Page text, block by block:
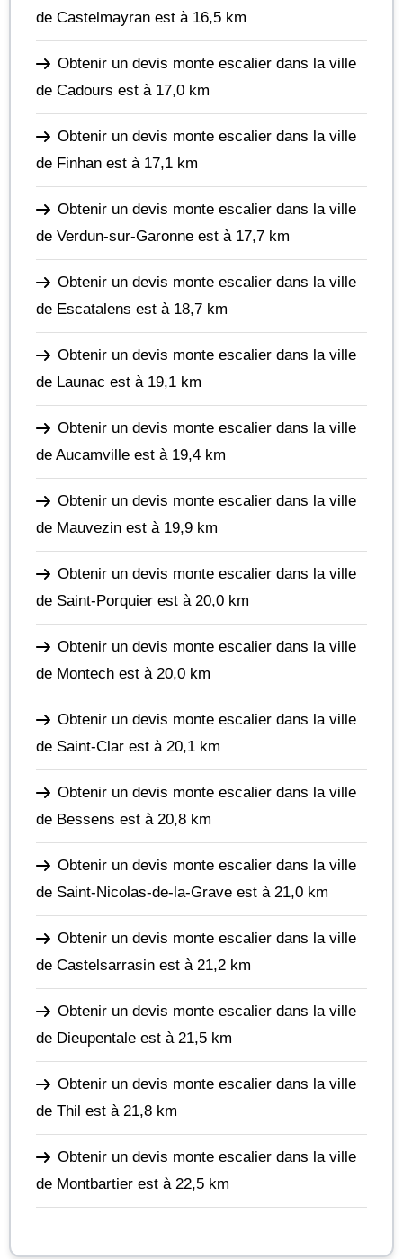
de Castelmayran est à 16,5 km
Obtenir un devis monte escalier dans la ville
de Cadours est à 17,0 km
Obtenir un devis monte escalier dans la ville
de Finhan est à 17,1 km
Obtenir un devis monte escalier dans la ville
de Verdun-sur-Garonne est à 17,7 km
Obtenir un devis monte escalier dans la ville
de Escatalens est à 18,7 km
Obtenir un devis monte escalier dans la ville
de Launac est à 19,1 km
Obtenir un devis monte escalier dans la ville
de Aucamville est à 19,4 km
Obtenir un devis monte escalier dans la ville
de Mauvezin est à 19,9 km
Obtenir un devis monte escalier dans la ville
de Saint-Porquier est à 20,0 km
Obtenir un devis monte escalier dans la ville
de Montech est à 20,0 km
Obtenir un devis monte escalier dans la ville
de Saint-Clar est à 20,1 km
Obtenir un devis monte escalier dans la ville
de Bessens est à 20,8 km
Obtenir un devis monte escalier dans la ville
de Saint-Nicolas-de-la-Grave est à 21,0 km
Obtenir un devis monte escalier dans la ville
de Castelsarrasin est à 21,2 km
Obtenir un devis monte escalier dans la ville
de Dieupentale est à 21,5 km
Obtenir un devis monte escalier dans la ville
de Thil est à 21,8 km
Obtenir un devis monte escalier dans la ville
de Montbartier est à 22,5 km